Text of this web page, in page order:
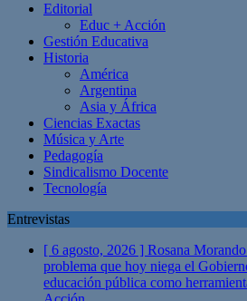
Editorial
Educ + Acción
Gestión Educativa
Historia
América
Argentina
Asia y África
Ciencias Exactas
Música y Arte
Pedagogía
Sindicalismo Docente
Tecnología
Entrevistas
[ 6 agosto, 2026 ] Rosana
problema que hoy niega el
educación pública como